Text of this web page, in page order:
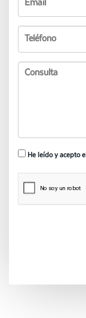
He leído y acepto el